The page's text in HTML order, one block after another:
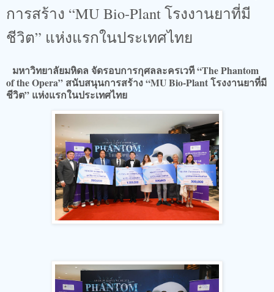
การสร้าง “MU Bio-Plant โรงงานยาที่มี
ชีวิต” แห่งแรกในประเทศไทย
มหาวิทยาลัยมหิดล จัดรอบการกุศลละครเวที “The Phantom
of the Opera” สนับสนุนการสร้าง “MU Bio-Plant โรงงานยาที่มี
ชีวิต” แห่งแรกในประเทศไทย